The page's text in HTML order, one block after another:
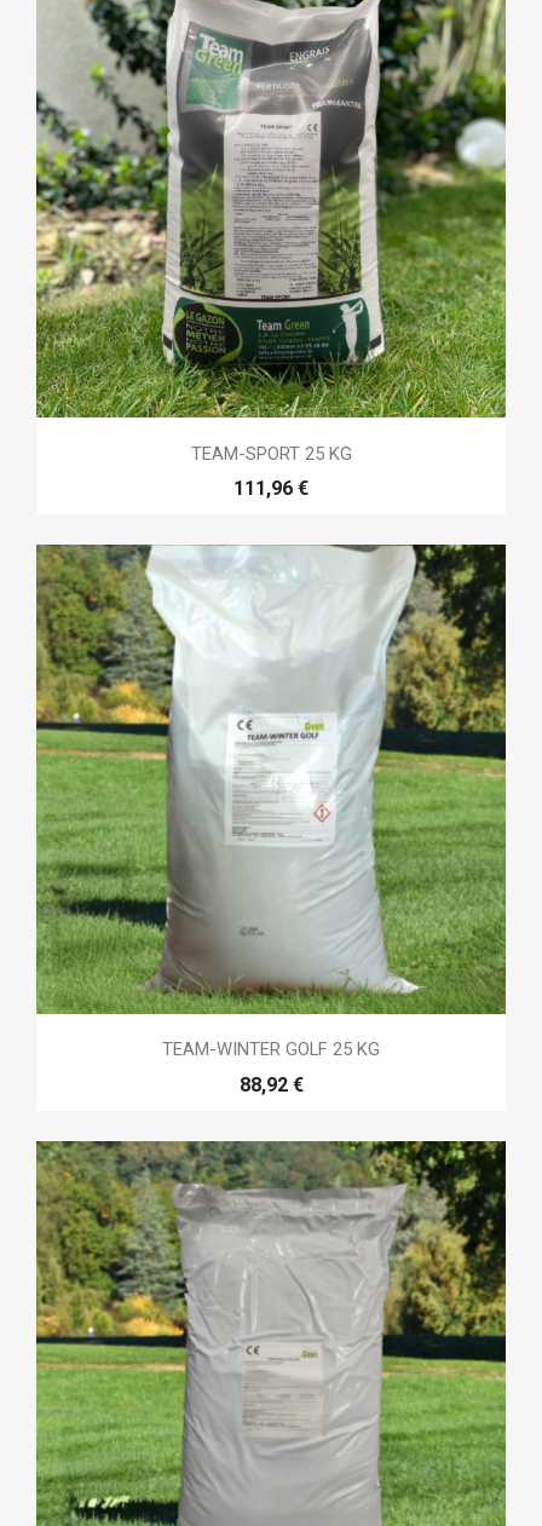
TEAM-SPORT 25 KG
111,96 €
TEAM-WINTER GOLF 25 KG
88,92 €